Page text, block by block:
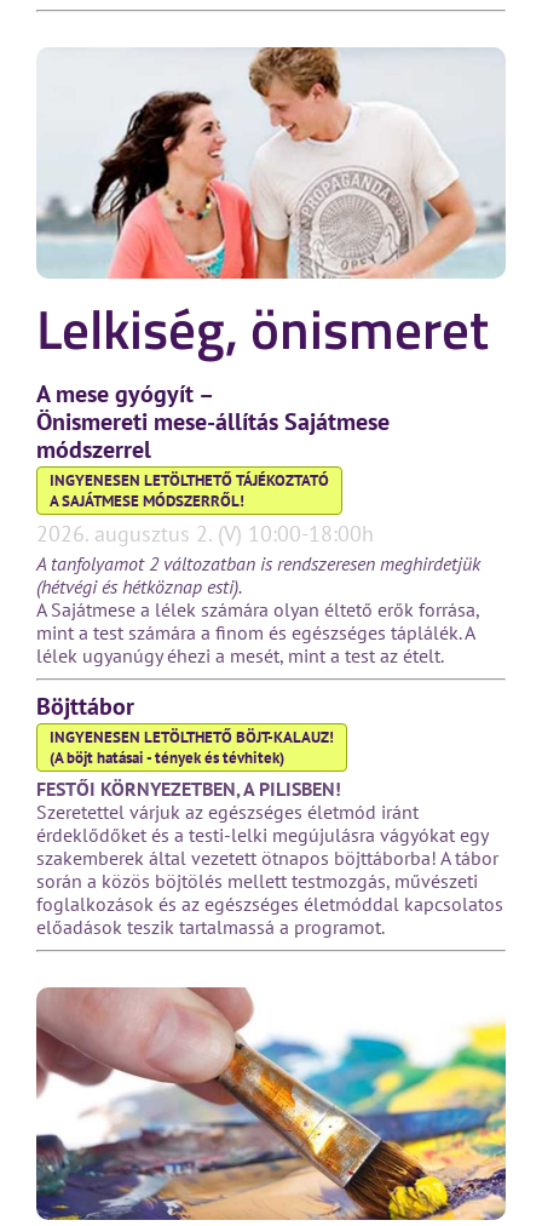
Lelkiség, önismeret
A mese gyógyít –
Önismereti mese-állítás Sajátmese
módszerrel
INGYENESEN LETÖLTHETŐ TÁJÉKOZTATÓ
A SAJÁTMESE MÓDSZERRŐL!
2026. augusztus 2. (V) 10:00-18:00h
A tanfolyamot 2 változatban is rendszeresen meghirdetjük
(hétvégi és hétköznap esti).
A Sajátmese a lélek számára olyan éltető erők forrása,
mint a test számára a finom és egészséges táplálék. A
lélek ugyanúgy éhezi a mesét, mint a test az ételt.
Böjttábor
INGYENESEN LETÖLTHETŐ BÖJT-KALAUZ!
(A böjt hatásai - tények és tévhitek)
FESTŐI KÖRNYEZETBEN, A PILISBEN!
Szeretettel várjuk az egészséges életmód iránt
érdeklődőket és a testi-lelki megújulásra vágyókat egy
szakemberek által vezetett ötnapos böjttáborba! A tábor
során a közös böjtölés mellett testmozgás, művészeti
foglalkozások és az egészséges életmóddal kapcsolatos
előadások teszik tartalmassá a programot.